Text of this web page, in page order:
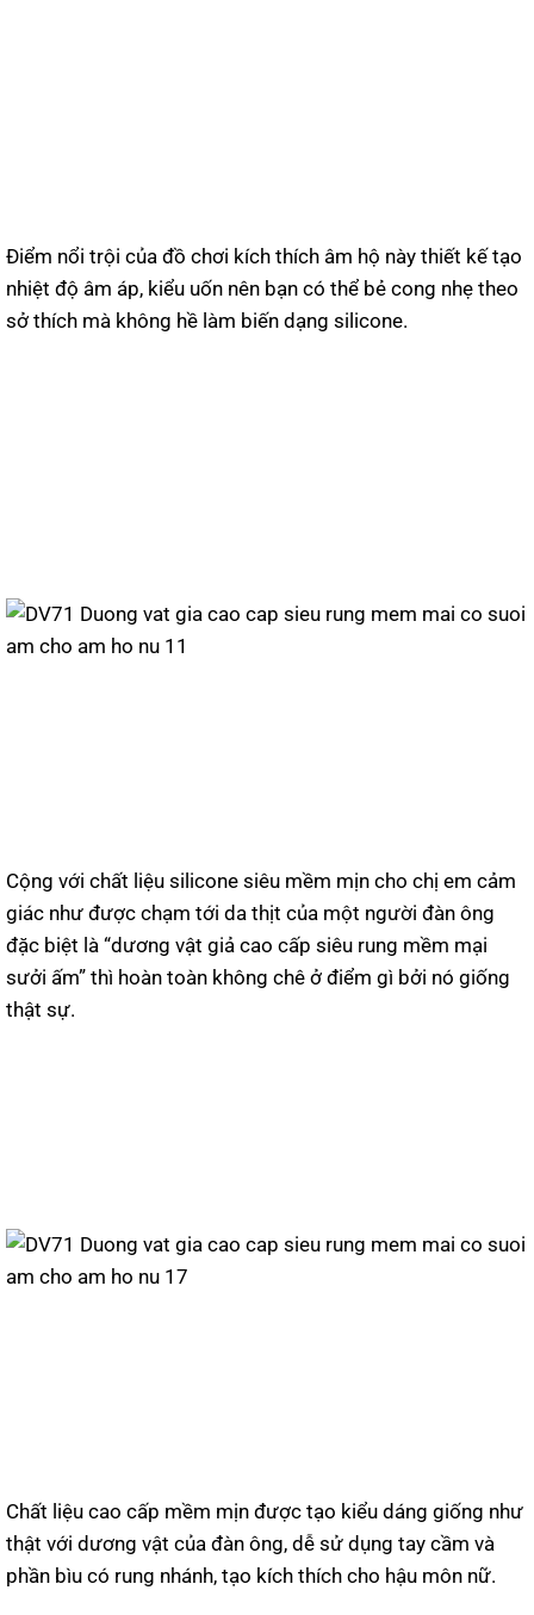
Điểm nổi trội của đồ chơi kích thích âm hộ này thiết kế tạo
nhiệt độ âm áp, kiểu uốn nên bạn có thể bẻ cong nhẹ theo
sở thích mà không hề làm biến dạng silicone.
Cộng với chất liệu silicone siêu mềm mịn cho chị em cảm
giác như được chạm tới da thịt của một người đàn ông
đặc biệt là “dương vật giả cao cấp siêu rung mềm mại
sưởi ấm” thì hoàn toàn không chê ở điểm gì bởi nó giống
thật sự.
Chất liệu cao cấp mềm mịn được tạo kiểu dáng giống như
thật với dương vật của đàn ông, dễ sử dụng tay cầm và
phần bìu có rung nhánh, tạo kích thích cho hậu môn nữ.